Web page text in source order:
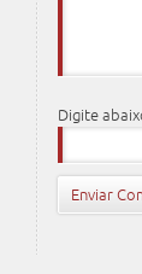
Digite